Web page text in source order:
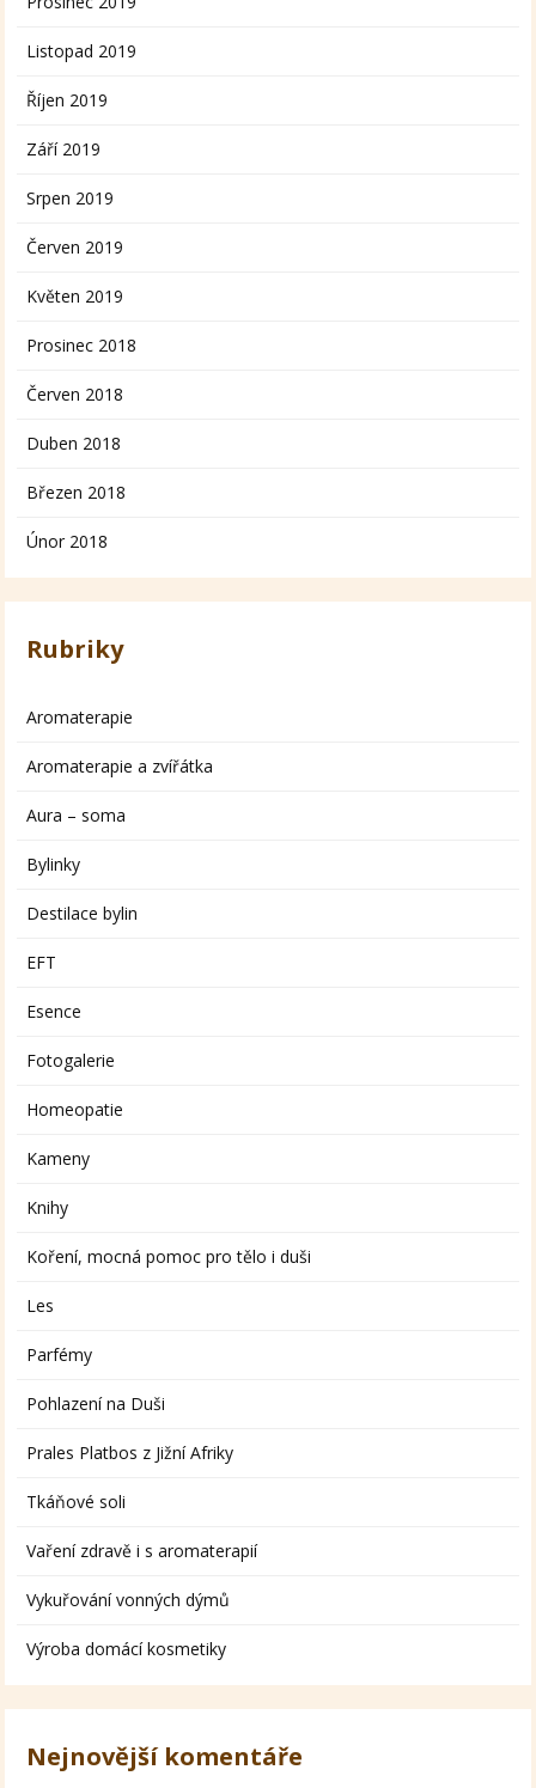
Listopad 2019
Říjen 2019
Září 2019
Srpen 2019
Červen 2019
Květen 2019
Prosinec 2018
Červen 2018
Duben 2018
Březen 2018
Únor 2018
Rubriky
Aromaterapie
Aromaterapie a zvířátka
Aura – soma
Bylinky
Destilace bylin
EFT
Esence
Fotogalerie
Homeopatie
Kameny
Knihy
Koření, mocná pomoc pro tělo i duši
Les
Parfémy
Pohlazení na Duši
Prales Platbos z Jižní Afriky
Tkáňové soli
Vaření zdravě i s aromaterapií
Vykuřování vonných dýmů
Výroba domácí kosmetiky
Nejnovější komentáře